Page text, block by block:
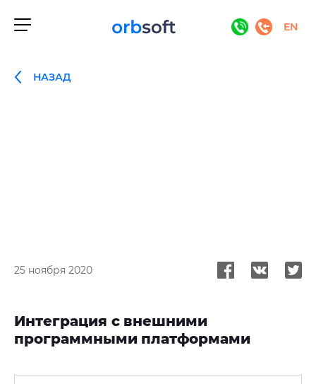
EN
НАЗАД
25 ноября 2020
Интеграция с внешними
программными платформами